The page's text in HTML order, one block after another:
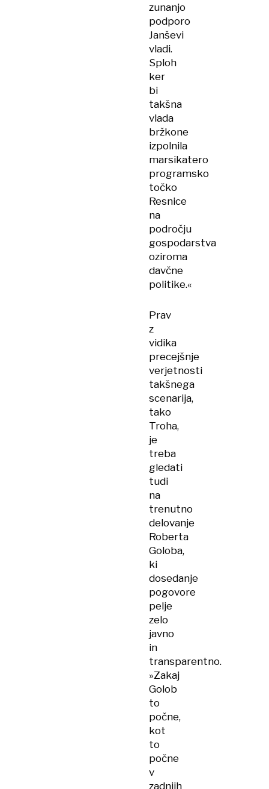
zunanjo
podporo
Janševi
vladi.
Sploh
ker
bi
takšna
vlada
bržkone
izpolnila
marsikatero
programsko
točko
Resnice
na
področju
gospodarstva
oziroma
davčne
politike.«
Prav
z
vidika
precejšnje
verjetnosti
takšnega
scenarija,
tako
Troha,
je
treba
gledati
tudi
na
trenutno
delovanje
Roberta
Goloba,
ki
dosedanje
pogovore
pelje
zelo
javno
in
transparentno.
»Zakaj
Golob
to
počne,
kot
to
počne
v
zadnjih